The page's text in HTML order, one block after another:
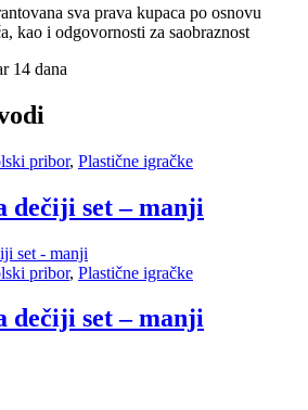
sva prava kupaca po osnovu
kao i odgovornosti za saobraznost
14 dana
pribor, Plastične igračke
dečiji set – manji
pribor, Plastične igračke
dečiji set – manji